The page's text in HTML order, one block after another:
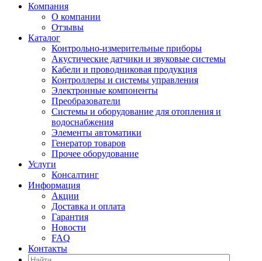
Компания
О компании
Отзывы
Каталог
Контрольно-измерительные приборы
Акустические датчики и звуковые системы
Кабели и проводниковая продукция
Контроллеры и системы управления
Электронные компоненты
Преобразователи
Системы и оборудование для отопления и
водоснабжения
Элементы автоматики
Генератор товаров
Прочее оборудование
Услуги
Консалтинг
Информация
Акции
Доставка и оплата
Гарантия
Новости
FAQ
Контакты